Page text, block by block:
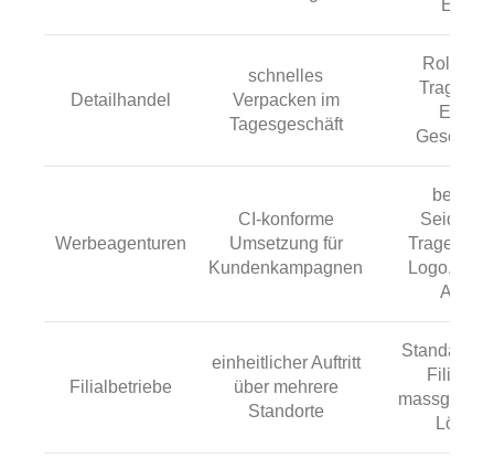
Detailhandel
schnelles
Verpacken im
Tagesgeschäft
Werbeagenturen
CI-konforme
Umsetzung für
Kundenkampagnen
Logo,
Filialbetriebe
einheitlicher Auftritt
über mehrere
Standorte